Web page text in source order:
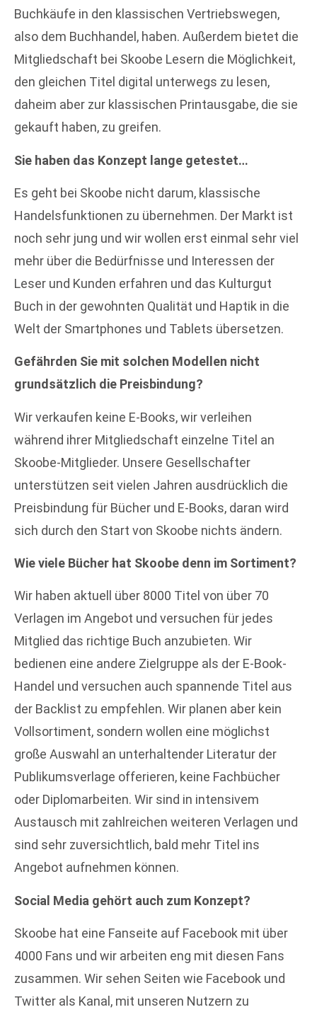
Buchkäufe in den klassischen Vertriebswegen,
also dem Buchhandel, haben. Außerdem bietet die
Mitgliedschaft bei Skoobe Lesern die Möglichkeit,
den gleichen Titel digital unterwegs zu lesen,
daheim aber zur klassischen Printausgabe, die sie
gekauft haben, zu greifen.
Sie haben das Konzept lange getestet…
Es geht bei Skoobe nicht darum, klassische
Handelsfunktionen zu übernehmen. Der Markt ist
noch sehr jung und wir wollen erst einmal sehr viel
mehr über die Bedürfnisse und Interessen der
Leser und Kunden erfahren und das Kulturgut
Buch in der gewohnten Qualität und Haptik in die
Welt der Smartphones und Tablets übersetzen.
Gefährden Sie mit solchen Modellen nicht
grundsätzlich die Preisbindung?
Wir verkaufen keine E-Books, wir verleihen
während ihrer Mitgliedschaft einzelne Titel an
Skoobe-Mitglieder. Unsere Gesellschafter
unterstützen seit vielen Jahren ausdrücklich die
Preisbindung für Bücher und E-Books, daran wird
sich durch den Start von Skoobe nichts ändern.
Wie viele Bücher hat Skoobe denn im Sortiment?
Wir haben aktuell über 8000 Titel von über 70
Verlagen im Angebot und versuchen für jedes
Mitglied das richtige Buch anzubieten. Wir
bedienen eine andere Zielgruppe als der E-Book-
Handel und versuchen auch spannende Titel aus
der Backlist zu empfehlen. Wir planen aber kein
Vollsortiment, sondern wollen eine möglichst
große Auswahl an unterhaltender Literatur der
Publikumsverlage offerieren, keine Fachbücher
oder Diplomarbeiten. Wir sind in intensivem
Austausch mit zahlreichen weiteren Verlagen und
sind sehr zuversichtlich, bald mehr Titel ins
Angebot aufnehmen können.
Social Media gehört auch zum Konzept?
Skoobe hat eine Fanseite auf Facebook mit über
4000 Fans und wir arbeiten eng mit diesen Fans
zusammen. Wir sehen Seiten wie Facebook und
Twitter als Kanal, mit unseren Nutzern zu